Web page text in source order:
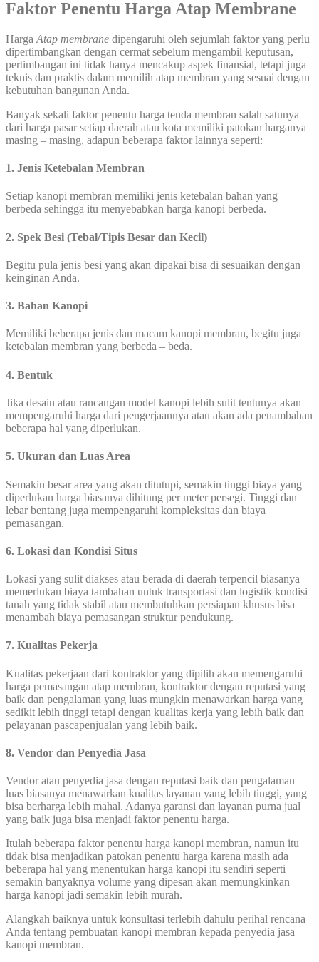
Faktor Penentu Harga Atap Membrane
Harga Atap membrane dipengaruhi oleh sejumlah faktor yang perlu
dipertimbangkan dengan cermat sebelum mengambil keputusan,
pertimbangan ini tidak hanya mencakup aspek finansial, tetapi juga
teknis dan praktis dalam memilih atap membran yang sesuai dengan
kebutuhan bangunan Anda.
Banyak sekali faktor penentu harga tenda membran salah satunya
dari harga pasar setiap daerah atau kota memiliki patokan harganya
masing – masing, adapun beberapa faktor lainnya seperti:
1. Jenis Ketebalan Membran
Setiap kanopi membran memiliki jenis ketebalan bahan yang
berbeda sehingga itu menyebabkan harga kanopi berbeda.
2. Spek Besi (Tebal/Tipis Besar dan Kecil)
Begitu pula jenis besi yang akan dipakai bisa di sesuaikan dengan
keinginan Anda.
3. Bahan Kanopi
Memiliki beberapa jenis dan macam kanopi membran, begitu juga
ketebalan membran yang berbeda – beda.
4. Bentuk
Jika desain atau rancangan model kanopi lebih sulit tentunya akan
mempengaruhi harga dari pengerjaannya atau akan ada penambahan
beberapa hal yang diperlukan.
5. Ukuran dan Luas Area
Semakin besar area yang akan ditutupi, semakin tinggi biaya yang
diperlukan harga biasanya dihitung per meter persegi. Tinggi dan
lebar bentang juga mempengaruhi kompleksitas dan biaya
pemasangan.
6. Lokasi dan Kondisi Situs
Lokasi yang sulit diakses atau berada di daerah terpencil biasanya
memerlukan biaya tambahan untuk transportasi dan logistik kondisi
tanah yang tidak stabil atau membutuhkan persiapan khusus bisa
menambah biaya pemasangan struktur pendukung.
7. Kualitas Pekerja
Kualitas pekerjaan dari kontraktor yang dipilih akan memengaruhi
harga pemasangan atap membran, kontraktor dengan reputasi yang
baik dan pengalaman yang luas mungkin menawarkan harga yang
sedikit lebih tinggi tetapi dengan kualitas kerja yang lebih baik dan
pelayanan pascapenjualan yang lebih baik.
8. Vendor dan Penyedia Jasa
Vendor atau penyedia jasa dengan reputasi baik dan pengalaman
luas biasanya menawarkan kualitas layanan yang lebih tinggi, yang
bisa berharga lebih mahal. Adanya garansi dan layanan purna jual
yang baik juga bisa menjadi faktor penentu harga.
Itulah beberapa faktor penentu harga kanopi membran, namun itu
tidak bisa menjadikan patokan penentu harga karena masih ada
beberapa hal yang menentukan harga kanopi itu sendiri seperti
semakin banyaknya volume yang dipesan akan memungkinkan
harga kanopi jadi semakin lebih murah.
Alangkah baiknya untuk konsultasi terlebih dahulu perihal rencana
Anda tentang pembuatan kanopi membran kepada penyedia jasa
kanopi membran.